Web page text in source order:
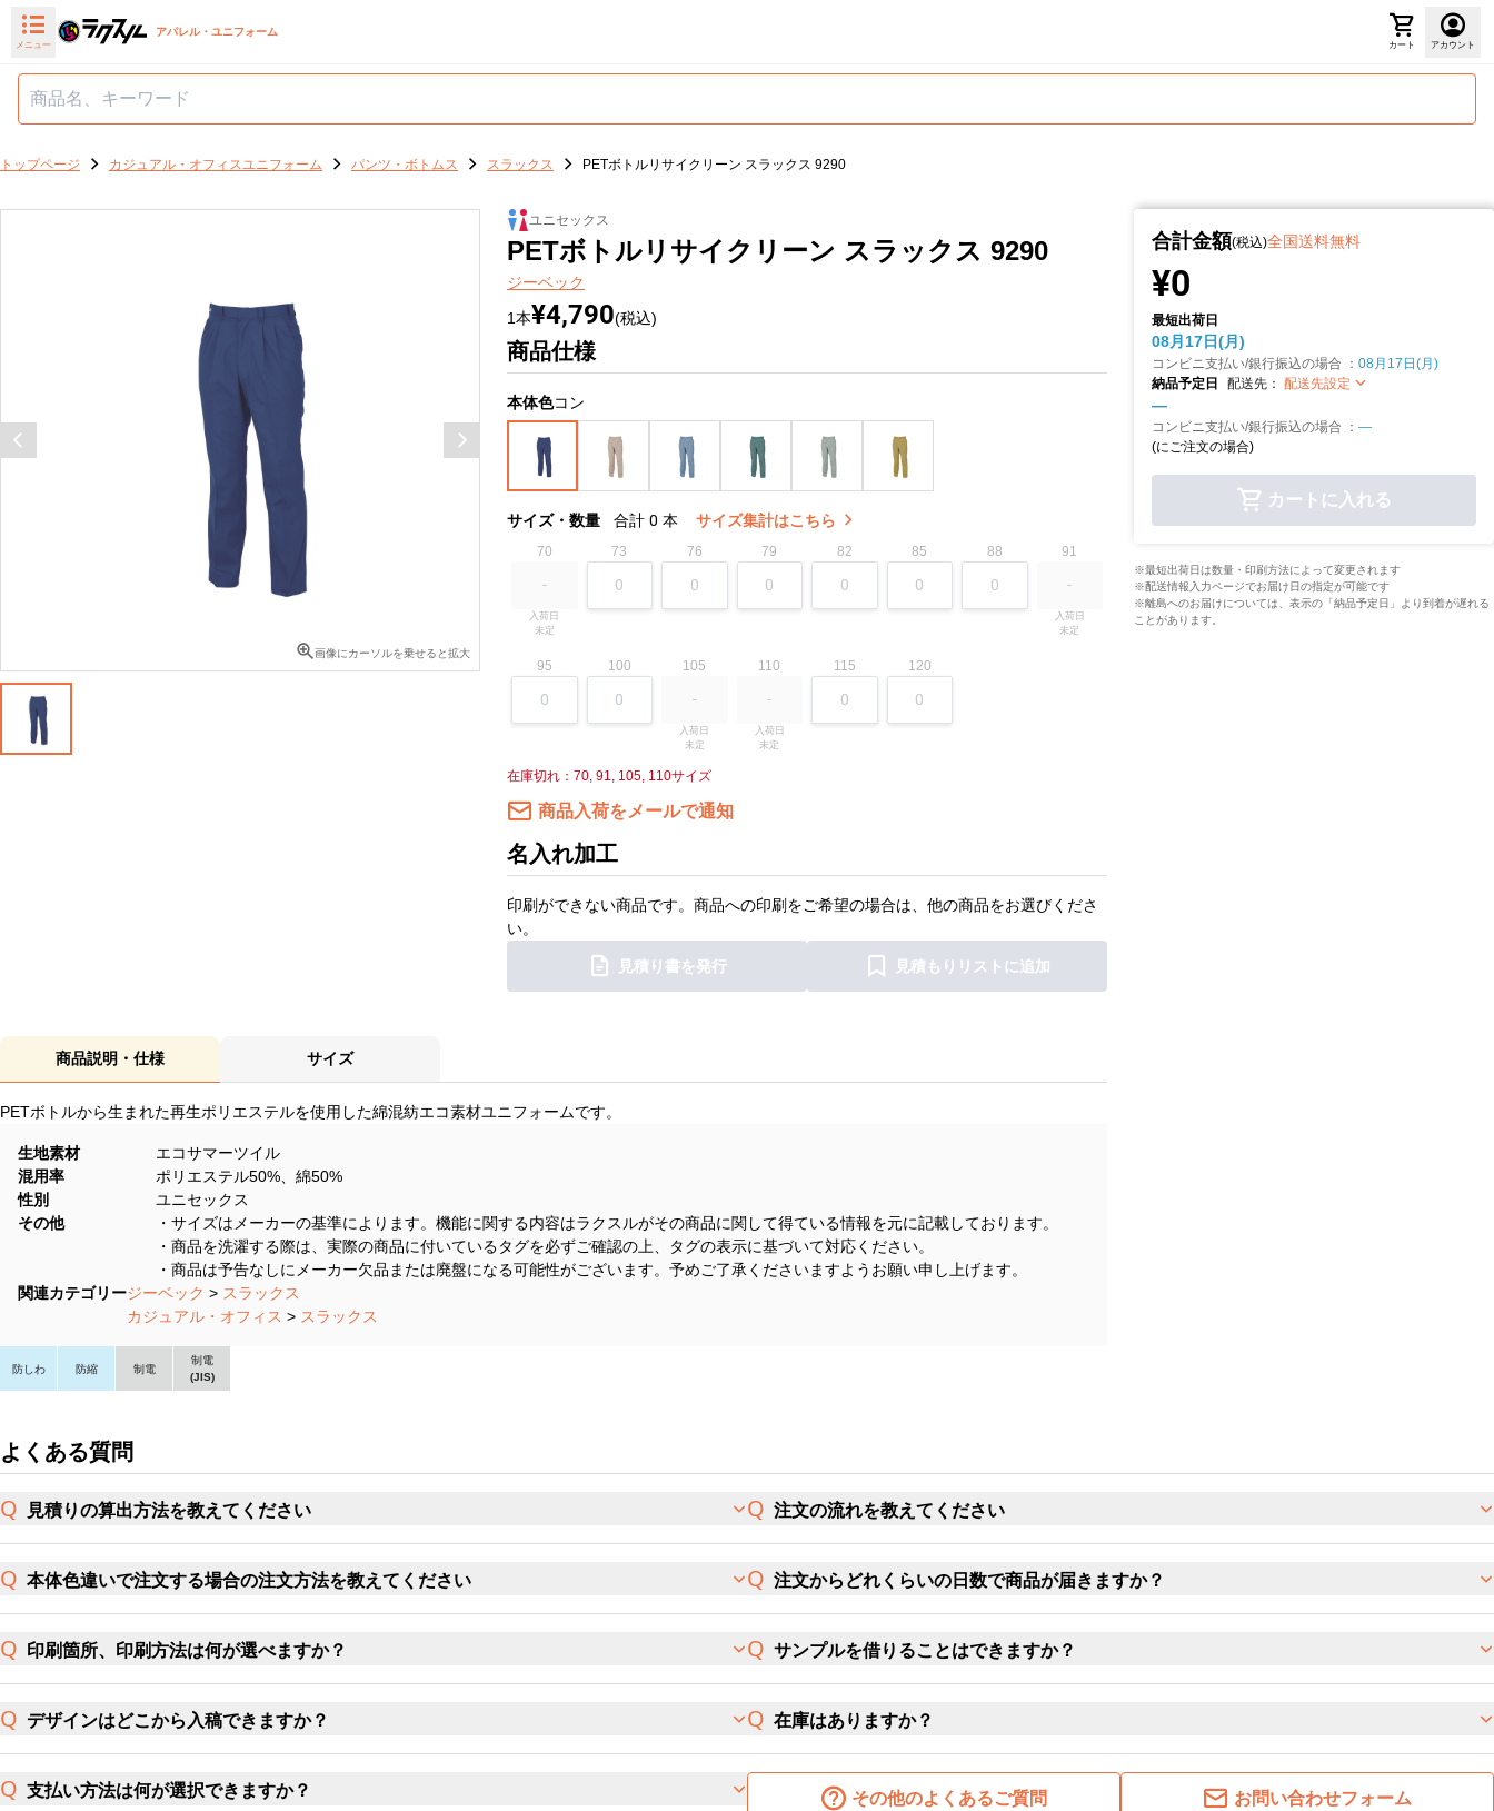
メニュー
アパレル・ユニフォーム
カート アカウント
トップページ カジュアル・オフィスユニフォーム パンツ・ボトムス スラックス PETボトルリサイクリーン スラックス 9290
画像にカーソルを乗せると拡大
ユニセックス
PETボトルリサイクリーン スラックス 9290
ジーベック
1本¥4,790(税込)
商品仕様
本体色コン
サイズ・数量 合計 0 本 サイズ集計はこちら
70
入荷日
未定
73 76 79 82 85 88 91
入荷日
未定
95 100 105
入荷日
未定
110
入荷日
未定
115 120
在庫切れ：70, 91, 105, 110サイズ
商品入荷をメールで通知
名入れ加工
印刷ができない商品です。商品への印刷をご希望の場合は、他の商品をお選びくださ
い。
見積り書を発行 見積もりリストに追加
合計金額(税込)全国送料無料
¥0
最短出荷日
08月17日(月)
コンビニ支払い/銀行振込の場合 ： 08月17日(月)
納品予定日
配送先： 配送先設定
—
コンビニ支払い/銀行振込の場合 ： —
(にご注文の場合)
カートに入れる
※最短出荷日は数量・印刷方法によって変更されます
※配送情報入力ページでお届け日の指定が可能です
※離島へのお届けについては、表示の「納品予定日」より到着が遅れる
ことがあります。
商品説明・仕様 サイズ
PETボトルから生まれた再生ポリエステルを使用した綿混紡エコ素材ユニフォームです。
防しわ 防縮 制電
制電
(JIS)
生地素材
エコサマーツイル
混用率
ポリエステル50%、綿50%
性別
ユニセックス
その他
・サイズはメーカーの基準によります。機能に関する内容はラクスルがその商品に関して得ている情報を元に記載しております。
・商品を洗濯する際は、実際の商品に付いているタグを必ずご確認の上、タグの表示に基づいて対応ください。
・商品は予告なしにメーカー欠品または廃盤になる可能性がございます。予めご了承くださいますようお願い申し上げます。
関連カテゴリージーベック > スラックス
カジュアル・オフィス > スラックス
よくある質問
見積りの算出方法を教えてください
本体色違いで注文する場合の注文方法を教えてください
印刷箇所、印刷方法は何が選べますか？
デザインはどこから入稿できますか？
支払い方法は何が選択できますか？
注文の流れを教えてください
注文からどれくらいの日数で商品が届きますか？
サンプルを借りることはできますか？
在庫はありますか？
その他のよくあるご質問 お問い合わせフォーム